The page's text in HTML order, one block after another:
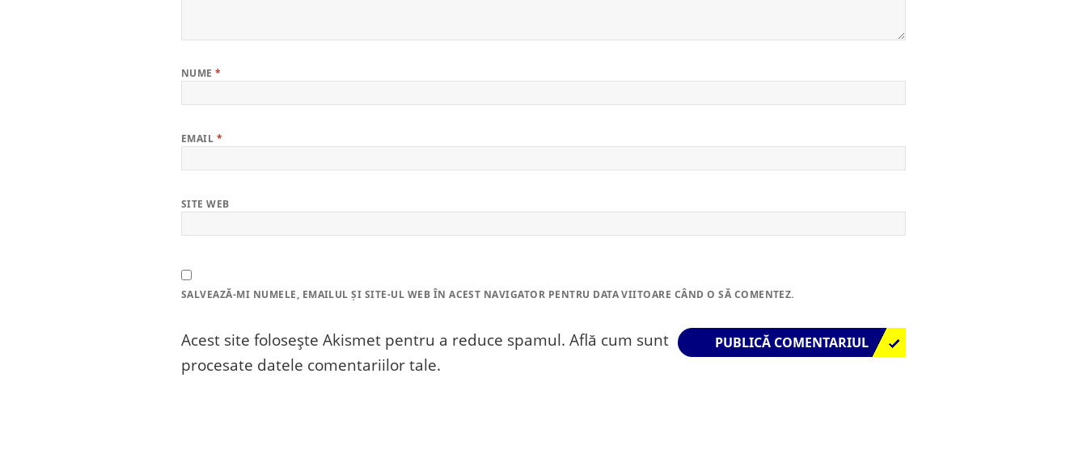
NUME*
EMAIL *
SITE WEB
SALVEAZĂ-MI NUMELE, EMAILUL ȘI SITE-UL WEB ÎN ACEST NAVIGATOR PENTRU DATA VIITOARE CÂND O SĂ COMENTEZ.
Acest site folosește Akismet pentru a reduce spamul. Află cum sunt
procesate datele comentariilor tale.